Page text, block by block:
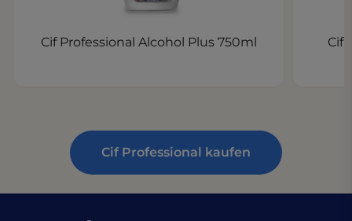
Cif Professional Alcohol Plus 750ml Cif
Cif Professional kaufen